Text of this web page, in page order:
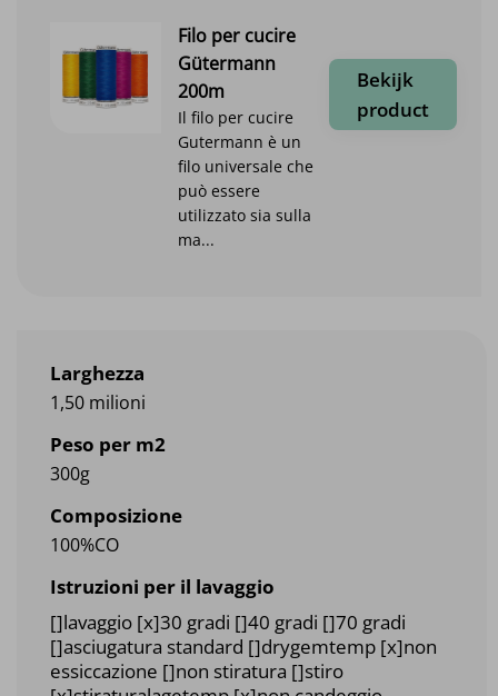
Larghezza
1,50 milioni
Peso per m2
300g
Composizione
100%CO
Istruzioni per il lavaggio
[]lavaggio [x]30 gradi []40 gradi []70 gradi
[]asciugatura standard []drygemtemp [x]non
essiccazione []non stiratura []stiro
Filo per cucire
Gütermann
200m
Il filo per cucire
Gutermann è un
filo universale che
può essere
utilizzato sia sulla
ma...
Bekijk
product